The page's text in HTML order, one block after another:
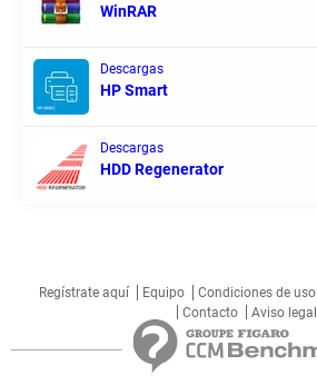
WinRAR
Descargas
HP Smart
Descargas
HDD Regenerator
Regístrate aquí Equipo Condiciones de uso
Contacto
Aviso legal